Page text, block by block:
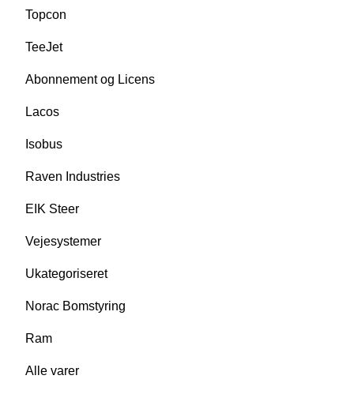
Topcon
TeeJet
Abonnement og Licens
Lacos
Isobus
Raven Industries
EIK Steer
Vejesystemer
Ukategoriseret
Norac Bomstyring
Ram
Alle varer